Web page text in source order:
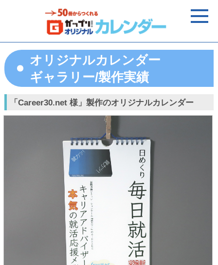
オリジナルカレンダー
ギャラリー/製作実績
「Career30.net 様」製作のオリジナルカレンダー